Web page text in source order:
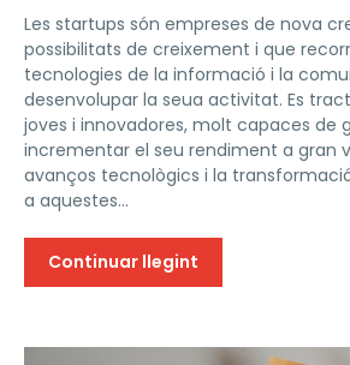
Les startups són empreses de nova
possibilitats de creixement i que
tecnologies de la informació i la
desenvolupar la seua activitat. Es
joves i innovadores, molt capaces de
incrementar el seu rendiment a gran
avanços tecnològics i la
a aquestes...
Continuar llegint